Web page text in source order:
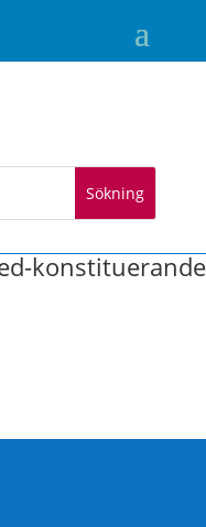
konstituerande